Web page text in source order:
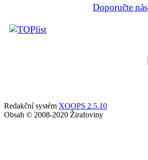
Doporučte nás
Redakční systém XOOPS 2.5.10
Obsah © 2008-2020 Žirafoviny